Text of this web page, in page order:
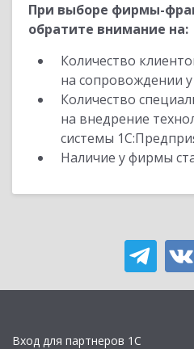
При выборе фирмы-
обратите внимание на:
Количество
на сопровождении
Количество
на внедрение
системы
Наличие у фирмы
Вход для партнеров 1С